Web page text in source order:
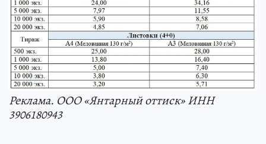
Реклама. ООО «Янтарный оттиск» ИНН
3906180943